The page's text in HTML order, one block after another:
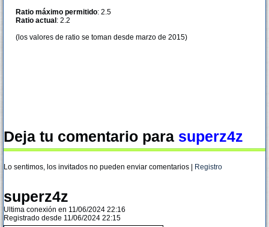
Ratio máximo permitido: 2.5
Ratio actual : 2.2
(los valores de ratio se toman desde marzo de 2015)
Deja tu comentario para superz4z
Lo sentimos, los invitados no pueden enviar comentarios | Registro
superz4z
Ultima conexión en 11/06/2024 22:16
Registrado desde 11/06/2024 22:15